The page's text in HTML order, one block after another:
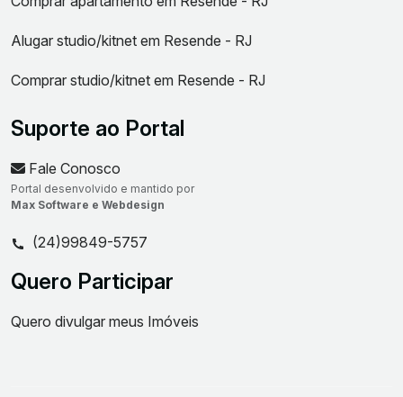
Alugar studio/kitnet em Resende - RJ
Comprar studio/kitnet em Resende - RJ
Suporte ao Portal
Fale Conosco
Portal desenvolvido e mantido por
Max Software e Webdesign
(24)99849-5757
Quero Participar
Quero divulgar meus Imóveis